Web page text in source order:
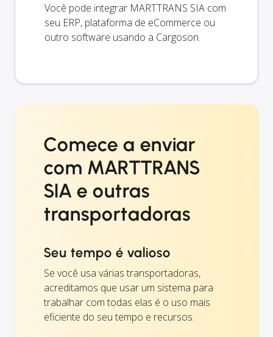
Você pode integrar MARTTRANS SIA com
seu ERP, plataforma de eCommerce ou
outro software usando a Cargoson.
Comece a enviar
com MARTTRANS
SIA e outras
transportadoras
Seu tempo é valioso
Se você usa várias transportadoras,
acreditamos que usar um sistema para
trabalhar com todas elas é o uso mais
eficiente do seu tempo e recursos.